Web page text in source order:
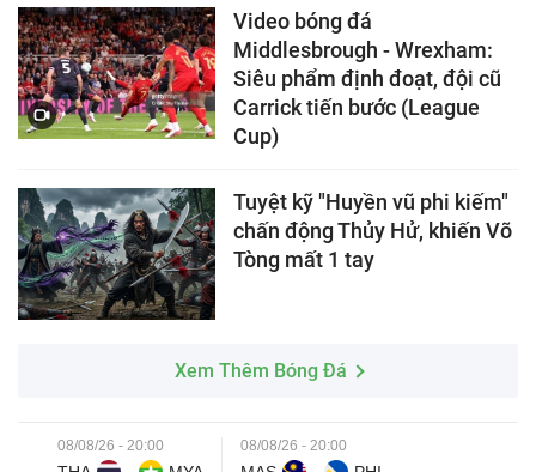
Video bóng đá
Middlesbrough - Wrexham:
Siêu phẩm định đoạt, đội cũ
Carrick tiến bước (League
Cup)
Tuyệt kỹ "Huyền vũ phi kiếm"
chấn động Thủy Hử, khiến Võ
Tòng mất 1 tay
Xem Thêm Bóng Đá
08/08/26 - 20:00 08/08/26 - 20:00